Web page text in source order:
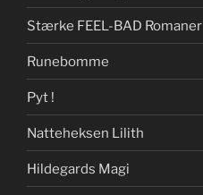
Stærke FEEL-BAD Romaner
Runebomme
Pyt !
Natteheksen Lilith
Hildegards Magi